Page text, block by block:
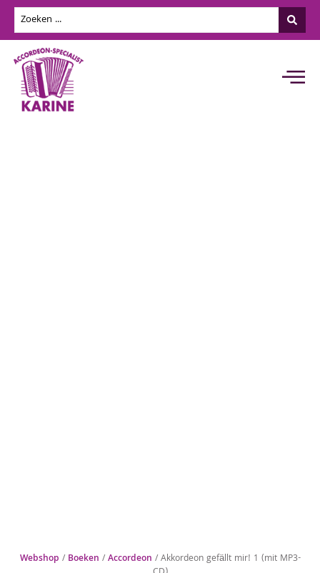
Webshop / Boeken /Accordeon / Akkordeon gefällt mir! 1 (mit MP3-